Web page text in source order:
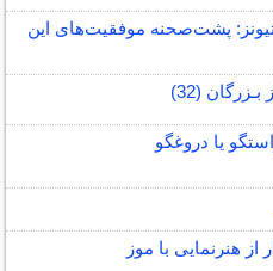
پشت‌صحنه موفقیت‌های این
(32)
یا دروغگو
هنرنمایی با موز